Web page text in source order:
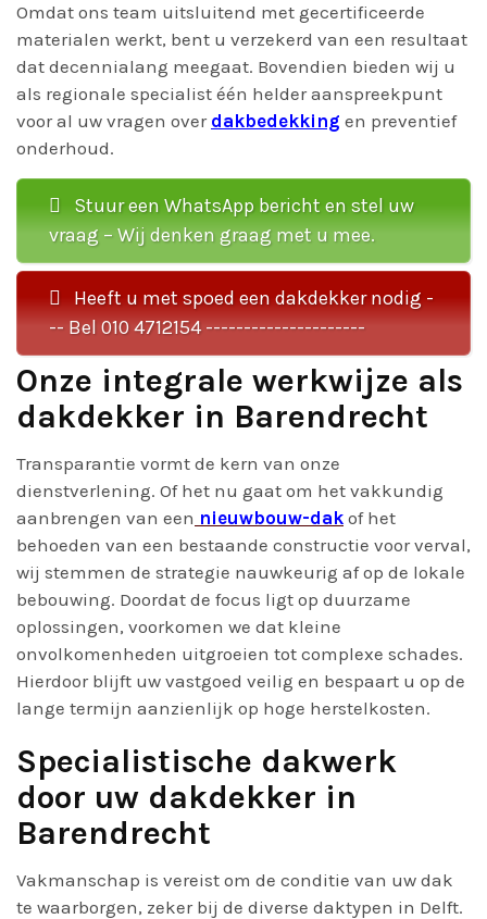
Omdat ons team uitsluitend met gecertificeerde
materialen werkt, bent u verzekerd van een resultaat
dat decennialang meegaat. Bovendien bieden wij u
als regionale specialist één helder aanspreekpunt
voor al uw vragen over dakbedekking en preventief
onderhoud.
Stuur een WhatsApp bericht en stel uw
vraag – Wij denken graag met u mee.
Heeft u met spoed een dakdekker nodig -
-- Bel 010 4712154 ---------------------
Onze integrale werkwijze als
dakdekker in Barendrecht
Transparantie vormt de kern van onze
dienstverlening. Of het nu gaat om het vakkundig
aanbrengen van een nieuwbouw-dak of het
behoeden van een bestaande constructie voor verval,
wij stemmen de strategie nauwkeurig af op de lokale
bebouwing. Doordat de focus ligt op duurzame
oplossingen, voorkomen we dat kleine
onvolkomenheden uitgroeien tot complexe schades.
Hierdoor blijft uw vastgoed veilig en bespaart u op de
lange termijn aanzienlijk op hoge herstelkosten.
Specialistische dakwerk
door uw dakdekker in
Barendrecht
Vakmanschap is vereist om de conditie van uw dak
te waarborgen, zeker bij de diverse daktypen in Delft.